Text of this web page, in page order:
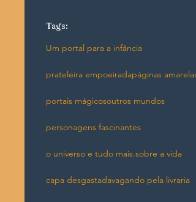
Tags:
Um portal para a infância
prateleira empoeiradapáginas
portais mágicosoutros mundos
personagens fascinantes
o universo e tudo mais.sobre a vida
capa desgastadavagando pela livraria